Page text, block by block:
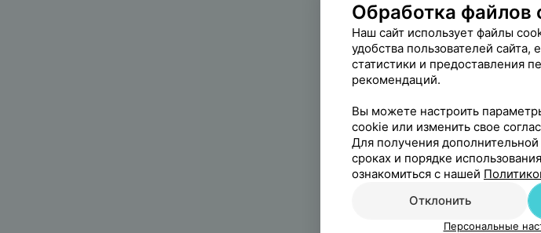
Возрастная
Цены
занятие
Обработка файлов
Наш сайт использует файлы
удобства пользователей сайта,
статистики и предоставления
рекомендаций.
Вы можете настроить
cookie или изменить свое
Для получения
сроках и порядке
ознакомиться с нашей
Отклонить
Персональные